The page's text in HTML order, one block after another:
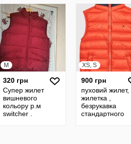
M
320 грн
Супер жилет
вишневого
кольору р.м
switcher .
XS, S
900 грн
пуховий жилет,
жилетка ,
безрукавка
стандартного